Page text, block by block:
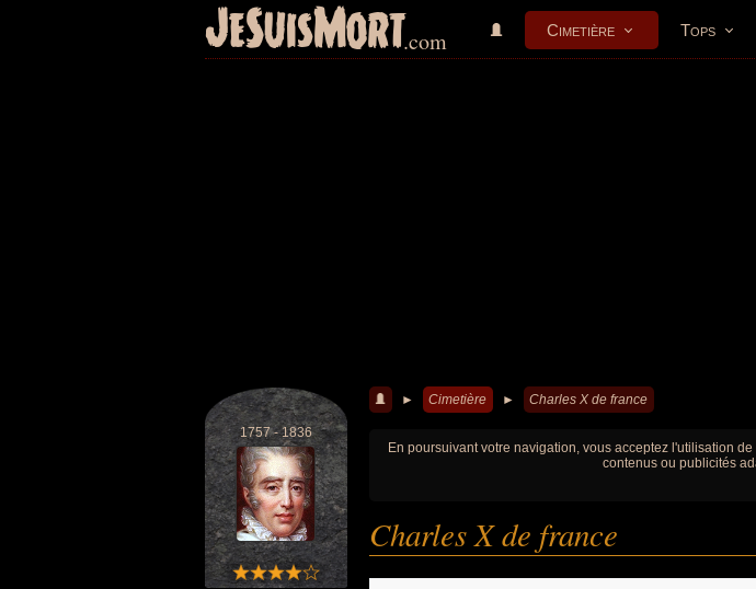
JeSuisMort.com Cimetière Tops
1757 - 1836
► Cimetière ► Charles X de france
En poursuivant votre navigation, vous acceptez l'utilisation
contenus ou publicités
Charles X de france